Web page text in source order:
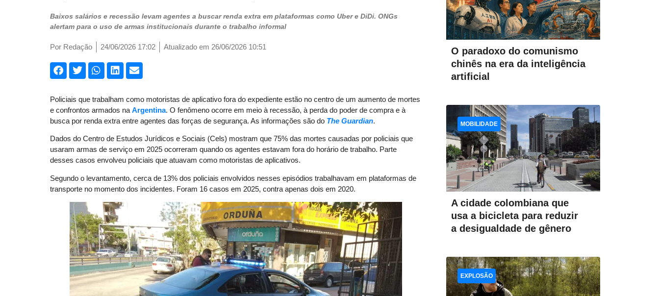
Baixos salários e recessão levam agentes a buscar renda extra em plataformas como Uber e DiDi. ONGs
alertam para o uso de armas institucionais durante o trabalho informal
Por Redação 24/06/2026 17:02 Atualizado em 26/06/2026 10:51
Policiais que trabalham como motoristas de aplicativo fora do expediente estão no centro de um aumento de mortes
e confrontos armados na Argentina. O fenômeno ocorre em meio à recessão, à perda do poder de compra e à
busca por renda extra entre agentes das forças de segurança. As informações são do The Guardian.
Dados do Centro de Estudos Jurídicos e Sociais (Cels) mostram que 75% das mortes causadas por policiais que
usaram armas de serviço em 2025 ocorreram quando os agentes estavam fora do horário de trabalho. Parte
desses casos envolveu policiais que atuavam como motoristas de aplicativos.
Segundo o levantamento, cerca de 13% dos policiais envolvidos nesses episódios trabalhavam em plataformas de
transporte no momento dos incidentes. Foram 16 casos em 2025, contra apenas dois em 2020.
O paradoxo do comunismo
chinês na era da inteligência
artificial
A cidade colombiana que
usa a bicicleta para reduzir
a desigualdade de gênero
MOBILIDADE
EXPLOSÃO